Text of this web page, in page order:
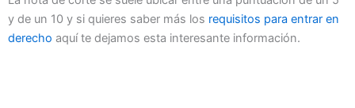
y de un 10 y si quieres saber más los requisitos para entrar en
derecho aquí te dejamos esta interesante información.